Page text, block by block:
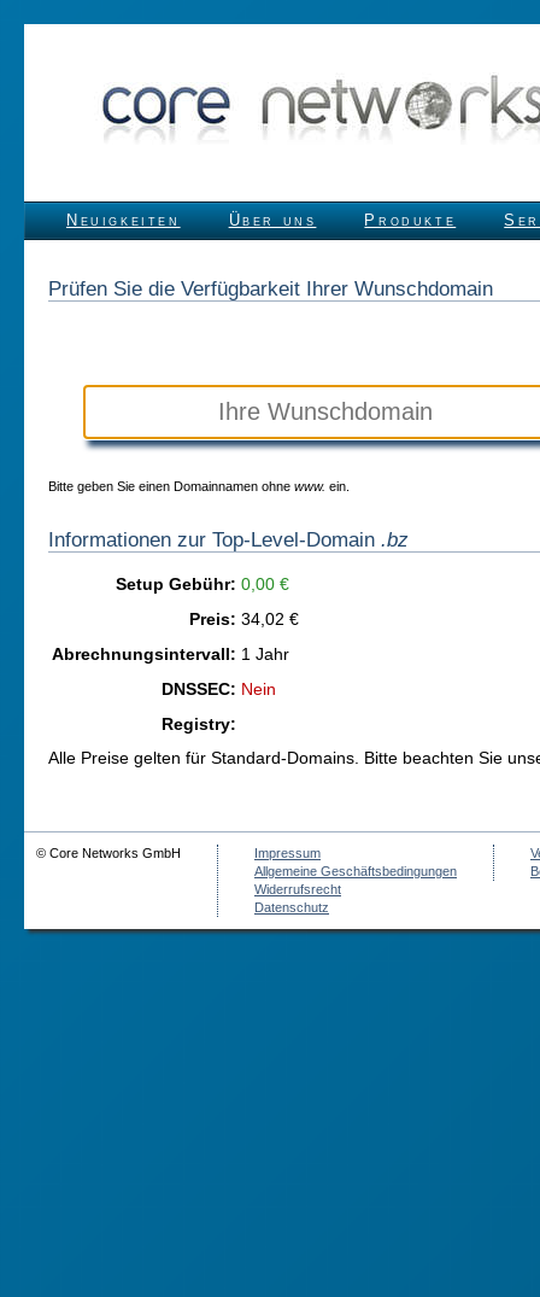
Neuigkeiten Über uns Produkte
Prüfen Sie die Verfügbarkeit Ihrer Wunschdomain
Bitte geben Sie einen Domainnamen ohne www. ein.
Informationen zur Top-Level-Domain .bz
Setup Gebühr: 0,00 €
Preis: 34,02 €
Abrechnungsintervall: 1 Jahr
DNSSEC: Nein
Registry:
Alle Preise gelten für Standard-Domains. Bitte beachten Sie
© Core Networks GmbH
Impressum
Allgemeine Geschäftsbedingungen
Widerrufsrecht
Datenschutz